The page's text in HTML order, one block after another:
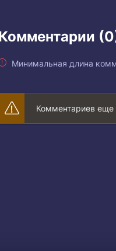
Минимальная длина
Комментариев